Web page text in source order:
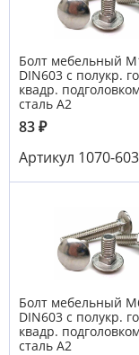
Болт мебельный
DIN603 с полукр.
квадр.
сталь А2
83₽
Артикул 1070-
Болт мебельный
DIN603 с полукр.
квадр.
сталь А2